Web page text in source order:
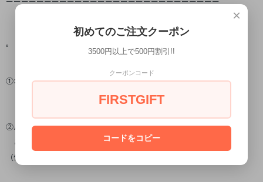
゜ご注文の仕方
①オプションをお選びください
（画像を参考にしてみてください）
②バルーンにいれる文字を入力してください
こちらのバルーンは
～30文字程度 おいれできます
（例：Happy Birthday Riko）
×
初めてのご注文クーポン
3500円以上で500円割引!!
クーポンコード
FIRSTGIFT
コードをコピー